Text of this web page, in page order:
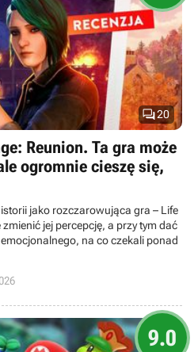
20
Reunion. Ta gra może
ogromnie cieszę się,
jako rozczarowująca gra – Life
jej percepcję, a przy tym dać
na co czekali ponad
9.0